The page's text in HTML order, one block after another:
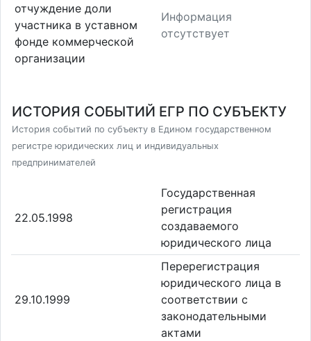
отчуждение доли
участника в уставном
фонде коммерческой
организации
Информация
отсутствует
ИСТОРИЯ СОБЫТИЙ ЕГР ПО СУБЪЕКТУ
История событий по субъекту в Едином государственном
регистре юридических лиц и индивидуальных
предпринимателей
22.05.1998
Государственная
регистрация
создаваемого
юридического лица
29.10.1999
Перерегистрация
юридического лица в
соответствии с
законодательными
актами